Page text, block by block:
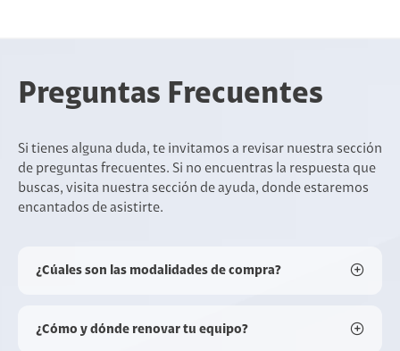
Preguntas Frecuentes
Si tienes alguna duda, te invitamos a revisar nuestra sección
de preguntas frecuentes. Si no encuentras la respuesta que
buscas, visita nuestra sección de ayuda, donde estaremos
encantados de asistirte.
¿Cúales son las modalidades de compra?
¿Cómo y dónde renovar tu equipo?